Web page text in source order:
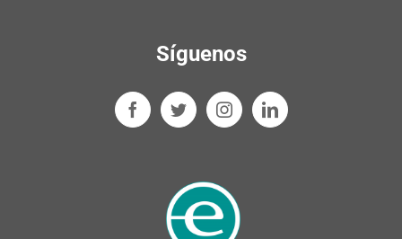
Síguenos